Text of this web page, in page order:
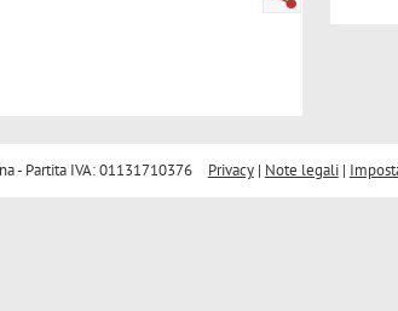
- Partita IVA: 01131710376 Privacy| Note legali|